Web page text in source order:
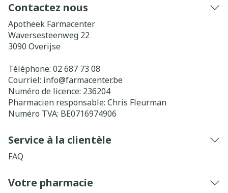
Contactez nous
Apotheek Farmacenter
Waversesteenweg 22
3090 Overijse
Téléphone: 02 687 73 08
Courriel: info@farmacenter.be
Numéro de licence: 236204
Pharmacien responsable: Chris Fleurman
Numéro TVA: BE0716974906
Service à la clientèle
FAQ
Votre pharmacie